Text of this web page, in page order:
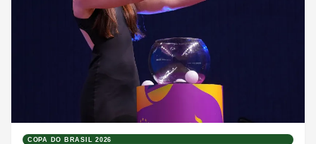
COPA DO BRASIL 2026